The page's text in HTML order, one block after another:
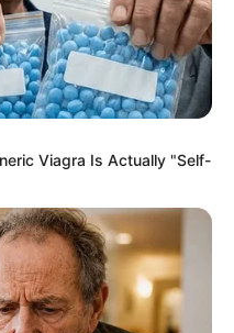
Viagra Is Actually "Self-